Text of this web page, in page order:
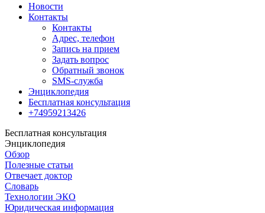
Новости
Контакты
Контакты
Адрес, телефон
Запись на прием
Задать вопрос
Обратный звонок
SMS-служба
Энциклопедия
Бесплатная консультация
+74959213426
Бесплатная консультация
Энциклопедия
Обзор
Полезные статьи
Отвечает доктор
Словарь
Технологии ЭКО
Юридическая информация